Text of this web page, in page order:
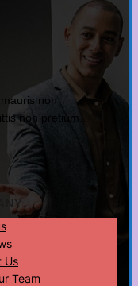
non
non pretium.
Us
Team